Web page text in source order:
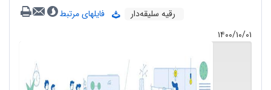
رقیه سلیقه‌دار
فایلهای مرتبط
۱۴۰۰/۱۰/۰۱